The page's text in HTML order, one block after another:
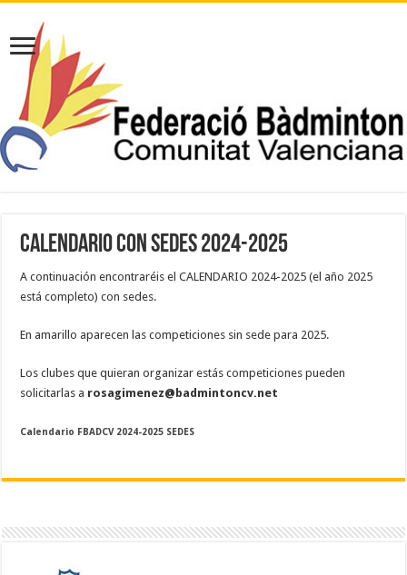
CALENDARIO CON SEDES 2024-2025
A continuación encontraréis el CALENDARIO 2024-2025 (el año 2025
está completo) con sedes.
En amarillo aparecen las competiciones sin sede para 2025.
Los clubes que quieran organizar estás competiciones pueden
solicitarlas a rosagimenez@badmintoncv.net
Calendario FBADCV 2024-2025 SEDES